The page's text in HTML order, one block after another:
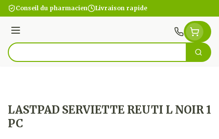
Aller au contenu
Conseil du pharmacien Livraison rapide
Menu
Rechercher
LASTPAD SERVIETTE REUTI L NOIR 1
PC